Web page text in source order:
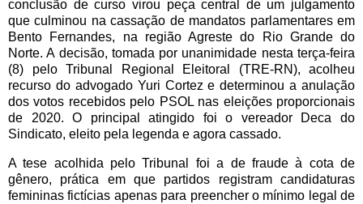
conclusão de curso virou peça central de um julgamento
que culminou na cassação de mandatos parlamentares em
Bento Fernandes, na região Agreste do Rio Grande do
Norte. A decisão, tomada por unanimidade nesta terça-feira
(8) pelo Tribunal Regional Eleitoral (TRE-RN), acolheu
recurso do advogado Yuri Cortez e determinou a anulação
dos votos recebidos pelo PSOL nas eleições proporcionais
de 2020. O principal atingido foi o vereador Deca do
Sindicato, eleito pela legenda e agora cassado.
A tese acolhida pelo Tribunal foi a de fraude à cota de
gênero, prática em que partidos registram candidaturas
femininas fictícias apenas para preencher o mínimo legal de